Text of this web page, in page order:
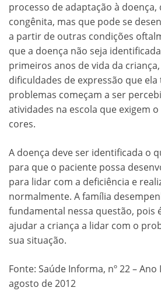
processo de adaptação à
congênita, mas que pode se
a partir de outras condições
que a doença não seja
primeiros anos de vida da
dificuldades de expressão que ela
problemas começam a ser
atividades na escola que exigem
cores.
A doença deve ser identificada o
para que o paciente possa
para lidar com a deficiência e
normalmente. A família
fundamental nessa questão, pois
ajudar a criança a lidar com o
sua situação.
Fonte: Saúde Informa, nº 22 –
agosto de 2012